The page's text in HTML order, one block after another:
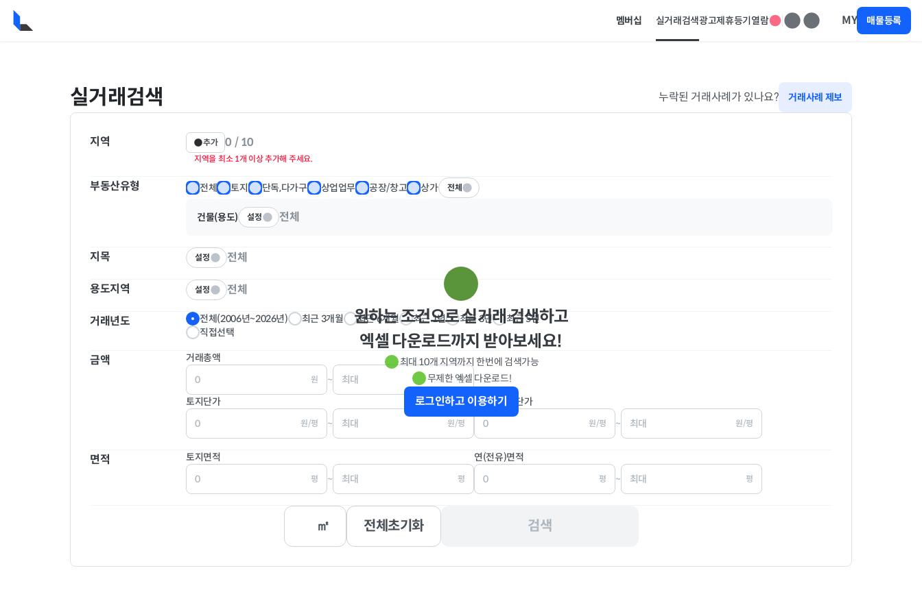
멤버십 실거래검색광고제휴등기열람 MY 매물등록
실거래검색 누락된 거래사례가 있나요? 거래사례 제보
지역 추가 0 / 10
지역을 최소 1개 이상 추가해 주세요.
부동산유형 전체 토지 단독,다가구 상업업무 공장/창고 상가
3층
4층 이상
지층
전체
건물(용도) 설정 전체
지목
지목
대
전 답 과수원
염전
학교 주유소
도로 제방
공원
잡종지
설정 전체
용도지역
용도지역
1종일주 2종일주
중심상업 일반상업
유통상업 전용공업 일반공업
미정 관리지역
자연환경
설정 전체
거래년도 전체(2006년~2026년) 최근 3개월 최근 6개월 최근 1년 최근 3년
최근 5년
직접선택
금액 거래총액
원 ~ 원
토지단가
원/평 ~ 원/평
건물(전유)단가
원/평 ~ 원/평
면적 토지면적
평 ~ 평
연(전유)면적
평 ~ 평
㎡ 전체초기화 검색
원하는 조건으로 실거래 검색하고
엑셀 다운로드까지 받아보세요!
최대 10개 지역까지 한번에 검색가능
무제한 엑셀 다운로드!
로그인하고 이용하기